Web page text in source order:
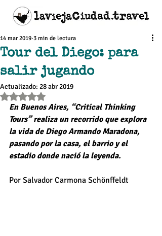
Tour del Diego: para
salir jugando
14 mar 2019 3 min de lectura
Actualizado: 28 abr 2019
Obtuvo NaN de 5 estrellas.
En Buenos Aires, “Critical Thinking
Tours” realiza un recorrido que explora
la vida de Diego Armando Maradona,
pasando por la casa, el barrio y el
estadio donde nació la leyenda.
Por Salvador Carmona Schönffeldt